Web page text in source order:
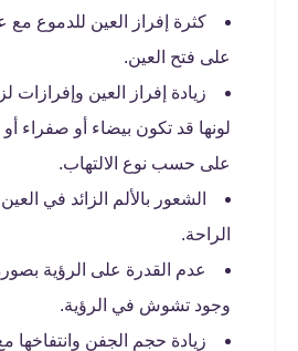
كثرة إفراز العين للدموع مع
على فتح العين.
زيادة إفراز العين وإفرازات
لونها قد تكون بيضاء أو صفراء
على حسب نوع الالتهاب.
الشعور بالألم الزائد في
الراحة.
عدم القدرة على الرؤية
وجود تشوش في الرؤية.
زيادة حجم الجفن وانتفاخها